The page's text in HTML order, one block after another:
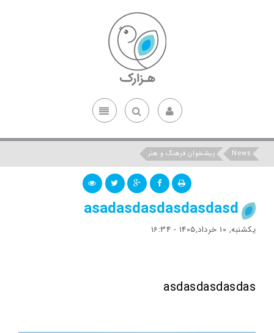
News پیشخوان فرهنگ و هنر
asadasdasdasdasdasd
یکشنبه, 10 خرداد,1405 - 16:34
asdasdasdasdas